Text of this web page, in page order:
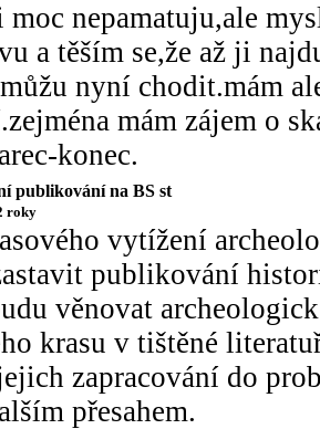
moc nepamatuju,ale
a těším se,že až ji
nyní chodit.mám
mám zájem o
konec.
publikování na BS st
roky
vytížení
publikování
věnovat
krasu v tištěné
zapracování do
přesahem.